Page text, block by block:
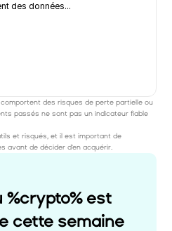
des données...
des risques de perte partielle ou
passés ne sont pas un indicateur fiable
et risqués, et il est important de
avant de décider d'en acquérir.
%crypto% est
cette semaine